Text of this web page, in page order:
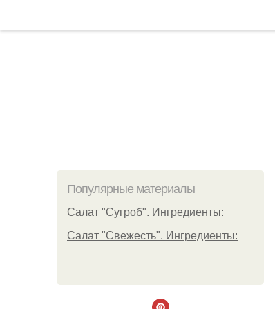
Популярные материалы
Салат "Сугроб". Ингредиенты:
Салат "Свежесть". Ингредиенты: